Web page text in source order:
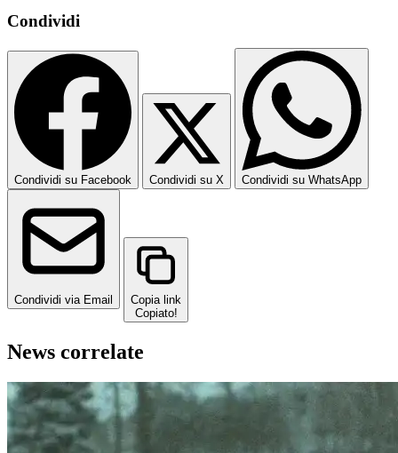
Condividi
Condividi su Facebook Condividi su X Condividi su WhatsApp
Condividi via Email
Copia link
Copiato!
News correlate